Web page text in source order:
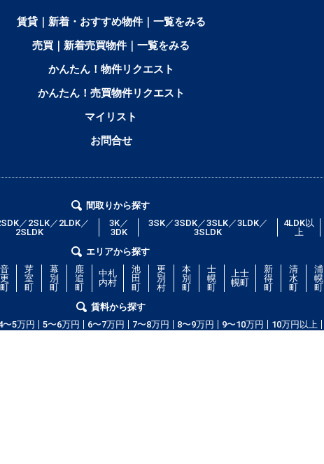
賃貸｜新着・おすすめ物件｜一覧をみる
売買｜新着売買物件｜一覧をみる
かんたん！物件リクエスト
かんたん！売買物件リクエスト
マイリスト
お問合せ
間取りから探す
／2SLK／2LDK／
2SLDK
3K／
3DK
3SK／3SDK／3SLK／3LDK／
3SLDK
4LDK以
上
エリアから探す
音
更
町
芽
室
町
幕
別
町
鹿
追
町
中札
内村
池
田
町
更
別
村
本
別
町
士
幌
町
上士
幌町
新
得
町
清
水
町
浦
幌
町
賃料から探す
〜5万円 5〜6万円 6〜7万円 7〜8万円 8〜9万円 9〜10万円 10万円以上